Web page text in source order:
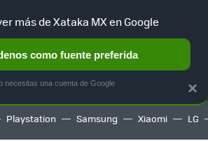
HOME AUTO TERRITORIO
Playstation Samsung Xiaomi LG
×
más de Xataka MX en Google
como fuente preferida
necesitas una cuenta de Google